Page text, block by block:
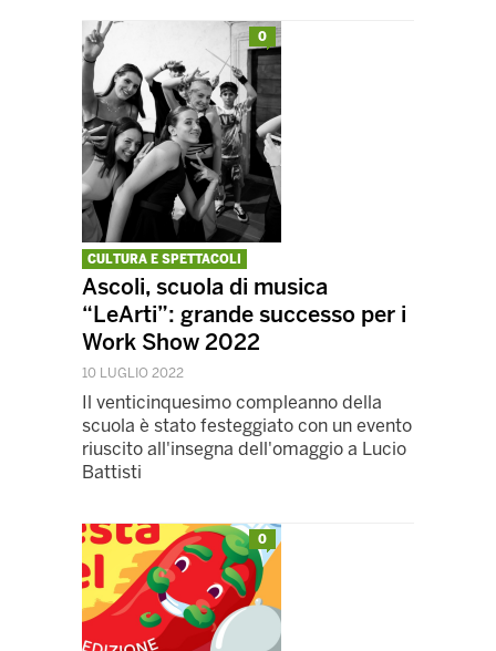
0
CULTURA E SPETTACOLI
Ascoli, scuola di musica
“LeArti”: grande successo per i
Work Show 2022
10 LUGLIO 2022
Il venticinquesimo compleanno della
scuola è stato festeggiato con un evento
riuscito all'insegna dell'omaggio a Lucio
Battisti
0